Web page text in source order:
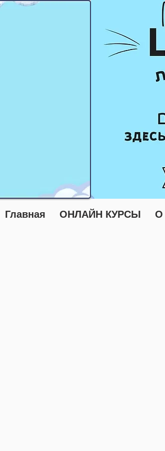
Главная ОНЛАЙН КУРСЫ О